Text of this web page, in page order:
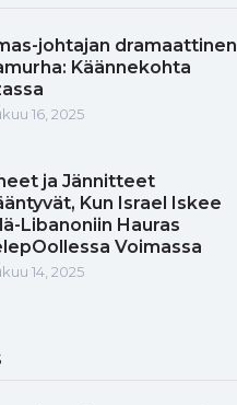
johtajan dramaattinen
Käännekohta
16, 2025
ja Jännitteet
Kun Israel Iskee
Libanoniin Hauras
Voimassa
14, 2025